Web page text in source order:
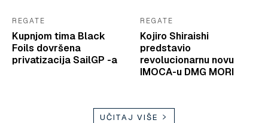
REGATE
Kupnjom tima Black
Foils dovršena
privatizacija SailGP -a
REGATE
Kojiro Shiraishi
predstavio
revolucionarnu novu
IMOCA-u DMG MORI
UČITAJ VIŠE